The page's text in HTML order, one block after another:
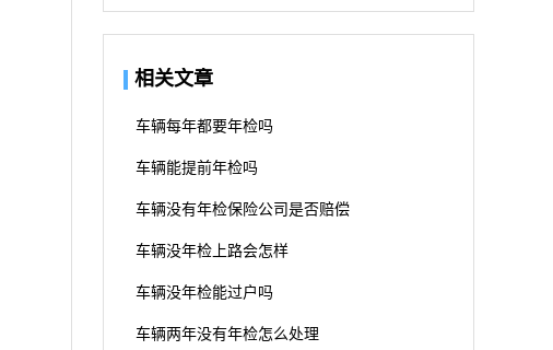
相关文章
车辆每年都要年检吗
车辆能提前年检吗
车辆没有年检保险公司是否赔偿
车辆没年检上路会怎样
车辆没年检能过户吗
车辆两年没有年检怎么处理